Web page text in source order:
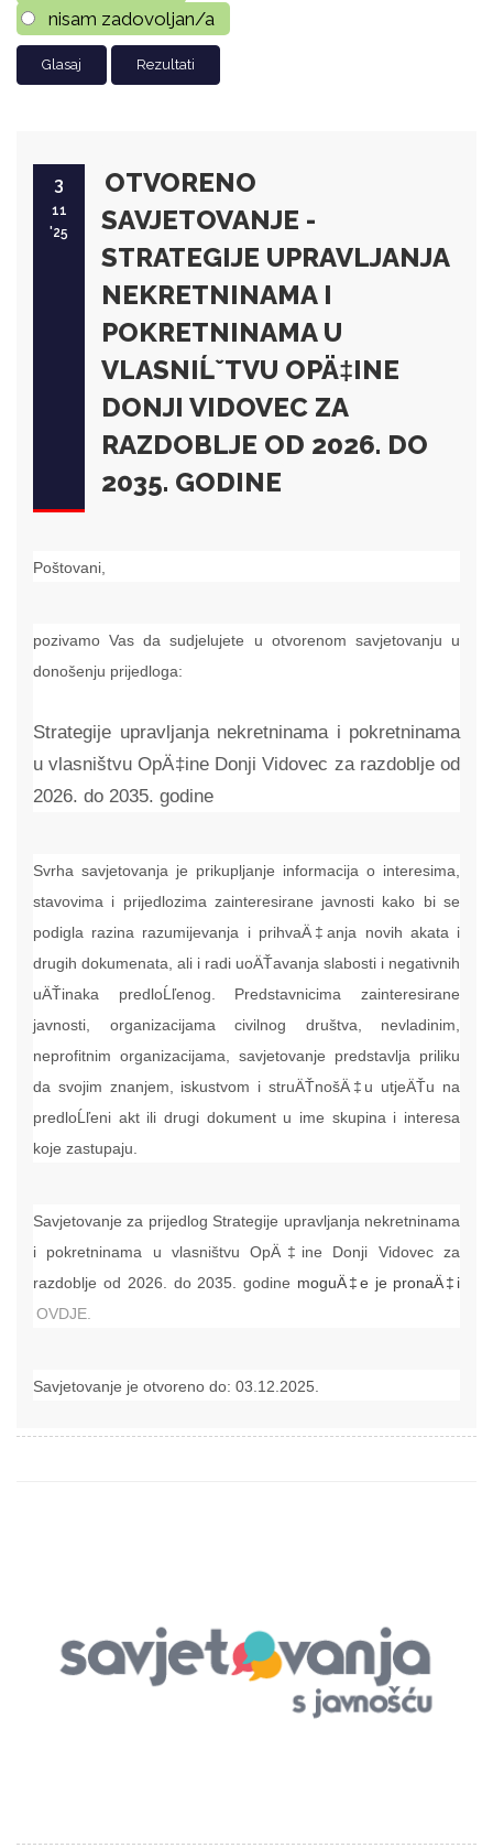
nisam zadovoljan/a
Rezultati
3
11
'25
OTVORENO
SAVJETOVANJE -
STRATEGIJE UPRAVLJANJA
NEKRETNINAMA I
POKRETNINAMA U
VLASNIĹˇTVU OPÄ‡INE
DONJI VIDOVEC ZA
RAZDOBLJE OD 2026. DO
2035. GODINE
Poštovani,
pozivamo Vas da sudjelujete u otvorenom savjetovanju u
donošenju prijedloga:
Strategije upravljanja nekretninama i pokretninama
u vlasništvu OpÄ‡ine Donji Vidovec za razdoblje od
2026. do 2035. godine
Svrha savjetovanja je prikupljanje informacija o interesima,
stavovima i prijedlozima zainteresirane javnosti kako bi se
podigla razina razumijevanja i prihvaÄ‡anja novih akata i
drugih dokumenata, ali i radi uoÄŤavanja slabosti i negativnih
uÄŤinaka predloĹľenog. Predstavnicima zainteresirane
javnosti, organizacijama civilnog društva, nevladinim,
neprofitnim organizacijama, savjetovanje predstavlja priliku
da svojim znanjem, iskustvom i struÄŤnošÄ‡u utjeÄŤu na
predloĹľeni akt ili drugi dokument u ime skupina i interesa
koje zastupaju.
Savjetovanje za prijedlog Strategije upravljanja nekretninama
i pokretninama u vlasništvu OpÄ‡ine Donji Vidovec za
razdoblje od 2026. do 2035. godine moguÄ‡e je pronaÄ‡i
OVDJE.
Savjetovanje je otvoreno do: 03.12.2025.